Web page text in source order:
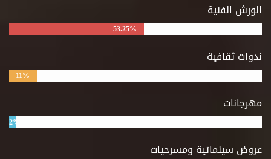
الورش الفنية
53.25%
ندوات ثقافية
11%
مهرجانات
2%
عروض سينمائية ومسرحيات